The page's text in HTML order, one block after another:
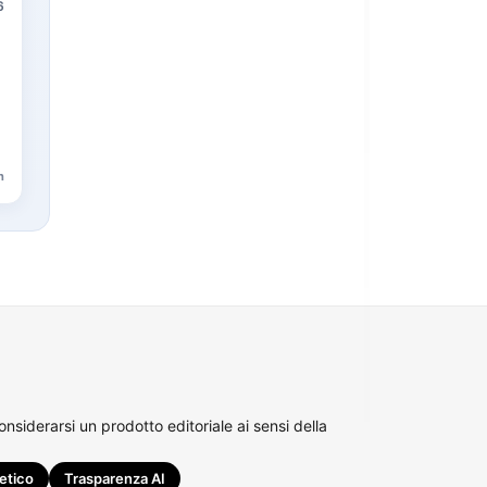
un prodotto editoriale ai sensi della
Trasparenza AI